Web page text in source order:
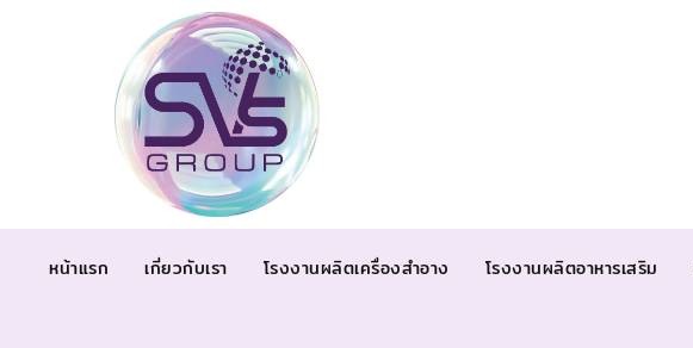
หน้าแรก เกี่ยวกับเรา โรงงานผลิตเครื่องสำอาง โรงงานผลิตอาหารเสริม